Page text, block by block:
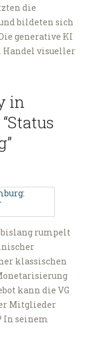
die
bildeten sich
generative KI
visueller
in
bislang rumpelt
klassischen
kann die VG
Mitglieder
In seinem